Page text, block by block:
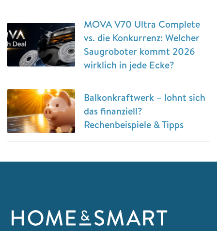
MOVA V70 Ultra Complete
vs. die Konkurrenz: Welcher
Saugroboter kommt 2026
wirklich in jede Ecke?
Balkonkraftwerk – lohnt sich
das finanziell?
Rechenbeispiele & Tipps